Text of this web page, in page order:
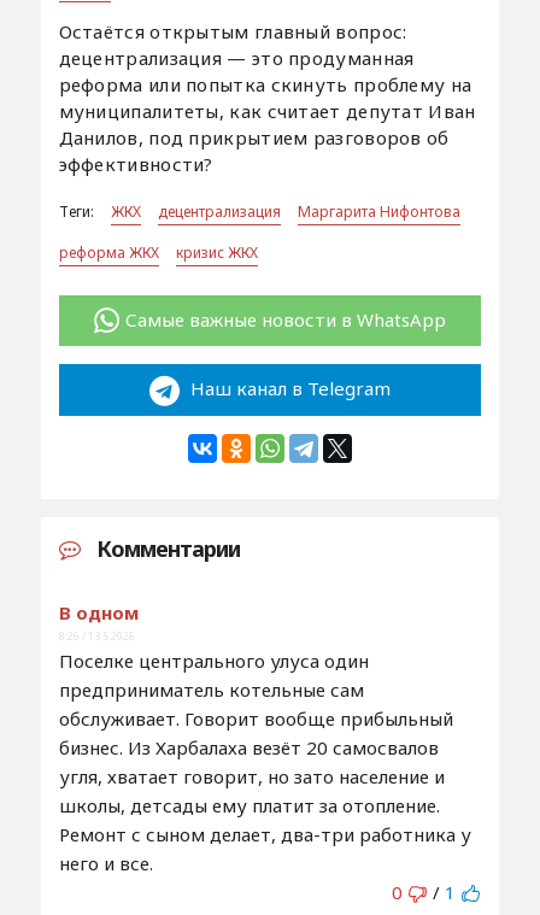
Остаётся открытым главный вопрос:
децентрализация — это продуманная
реформа или попытка скинуть проблему на
муниципалитеты, как считает депутат Иван
Данилов, под прикрытием разговоров об
эффективности?
Теги: ЖКХ децентрализация
Маргарита Нифонтова
реформа ЖКХ
кризис ЖКХ
Самые важные новости в WhatsApp
Наш канал в Telegram
Комментарии
В одном
8:26 / 13.5.2026
Поселке центрального улуса один
предприниматель котельные сам
обслуживает. Говорит вообще прибыльный
бизнес. Из Харбалаха везёт 20 самосвалов
угля, хватает говорит, но зато население и
школы, детсады ему платит за отопление.
Ремонт с сыном делает, два-три работника у
него и все.
0
/ 1